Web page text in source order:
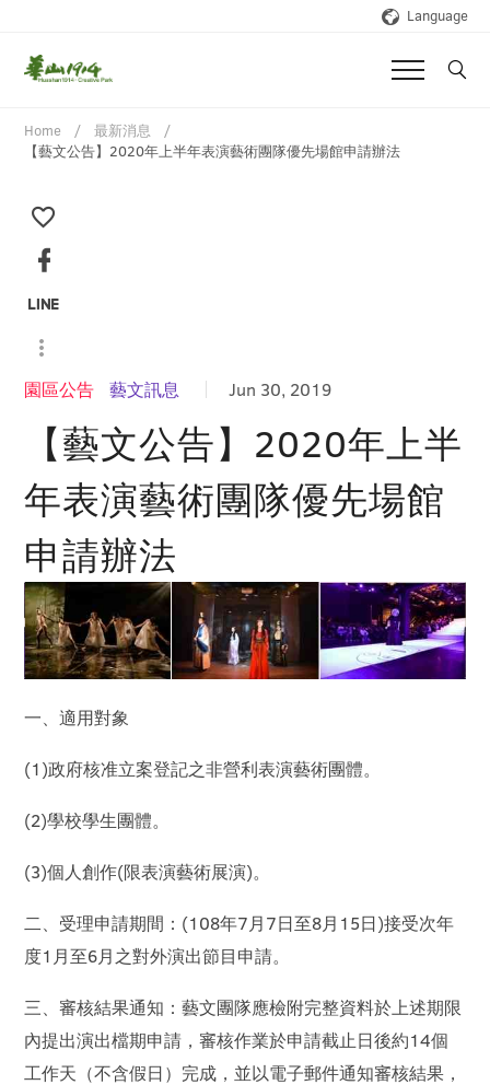
Language
Home
最新消息
【藝文公告】2020年上半年表演藝術團隊優先場館申請辦法
園區公告 藝文訊息 Jun 30, 2019
【藝文公告】2020年上半
年表演藝術團隊優先場館
申請辦法
一、適用對象
(1)政府核准立案登記之非營利表演藝術團體。
(2)學校學生團體。
(3)個人創作(限表演藝術展演)。
二、受理申請期間：(108年7月7日至8月15日)接受次年
度1月至6月之對外演出節目申請。
三、審核結果通知：藝文團隊應檢附完整資料於上述期限
內提出演出檔期申請，審核作業於申請截止日後約14個
工作天（不含假日）完成，並以電子郵件通知審核結果，